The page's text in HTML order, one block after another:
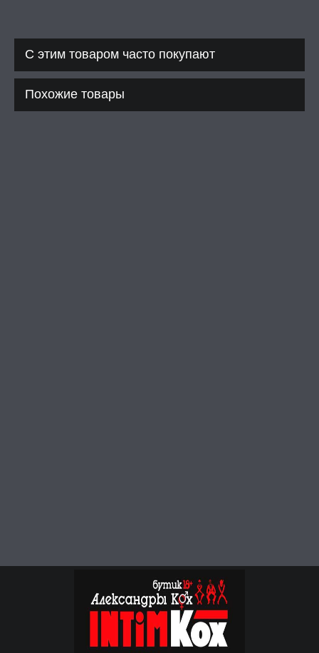
С этим товаром часто покупают
Похожие товары